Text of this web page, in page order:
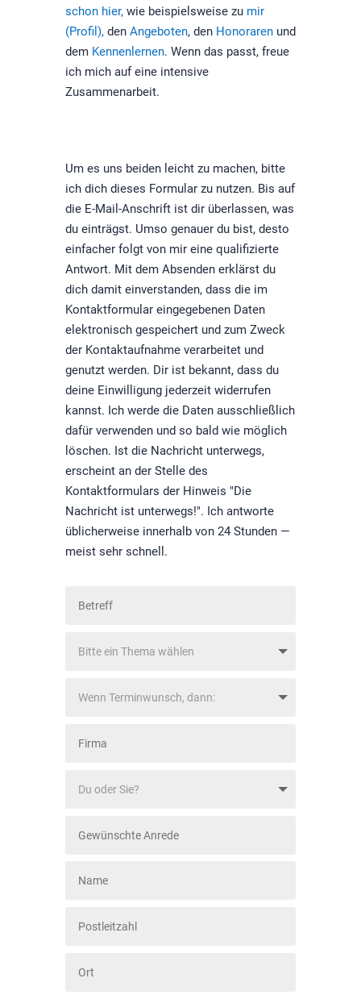
schon hier,wie beispielsweise zu mir
(Profil),den Angeboten, den Honorarenund
dem Kennenlernen. Wenn das passt, freue
ich mich auf eine intensive
Zusammenarbeit.
Um es uns beiden leicht zu machen, bitte
ich dich dieses Formular zu nutzen. Bis auf
die E-Mail-Anschrift ist dir überlassen, was
du einträgst. Umso genauer du bist, desto
einfacher folgt von mir eine qualifizierte
Antwort. Mit dem Absenden erklärst du
dich damit einverstanden, dass die im
Kontaktformular eingegebenen Daten
elektronisch gespeichert und zum Zweck
der Kontaktaufnahme verarbeitet und
genutzt werden. Dir ist bekannt, dass du
deine Einwilligung jederzeit widerrufen
kannst. Ich werde die Daten ausschließlich
dafür verwenden und so bald wie möglich
löschen. Ist die Nachricht unterwegs,
erscheint an der Stelle des
Kontaktformulars der Hinweis "Die
Nachricht ist unterwegs!". Ich antworte
üblicherweise innerhalb von 24 Stunden —
meist sehr schnell.